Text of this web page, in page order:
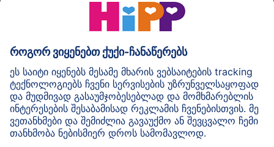
HiPP-ის კანის მოვლის საშუალებები
კონფიდენციალობის პოლიტიკა და გამოყენების
ზოგადი პირობები
შტამპი
HiPP-ის შესახებ კონტაქტი
მონაცემთა უსაფრთხო გადაცემა მონაცემთა დაშიფვრის